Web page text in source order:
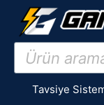
İçeriğe
Products
search
Tavsiye